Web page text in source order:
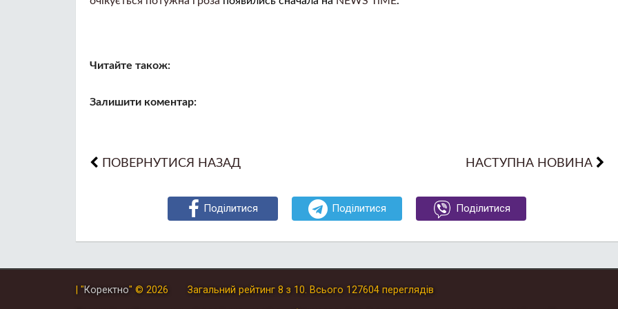
Читайте також:
Залишити коментар:
ПОВЕРНУТИСЯ НАЗАД НАСТУПНА НОВИНА
Поділитися Поділитися Поділитися
| "Коректно" © 2026 Загальний рейтинг 8 з 10. Всього 127604 переглядів